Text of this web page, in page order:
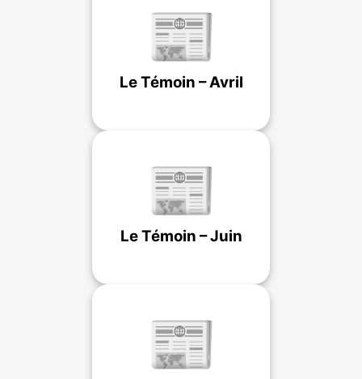
📰
Le Témoin – Avril
📰
Le Témoin – Juin
📰